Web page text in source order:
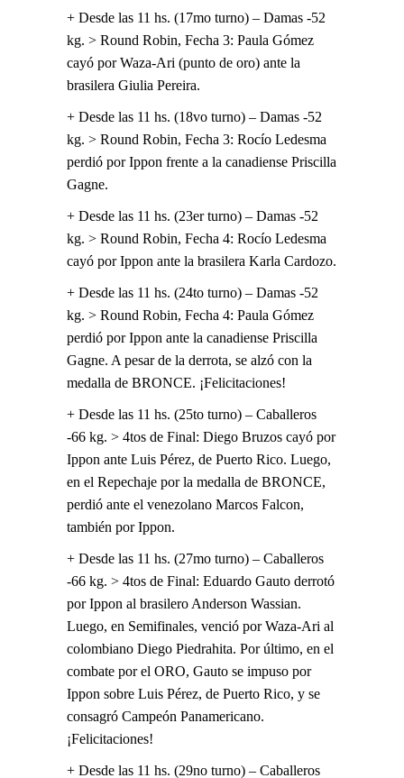
+ Desde las 11 hs. (17mo turno) – Damas -52
kg. > Round Robin, Fecha 3: Paula Gómez
cayó por Waza-Ari (punto de oro) ante la
brasilera Giulia Pereira.
+ Desde las 11 hs. (18vo turno) – Damas -52
kg. > Round Robin, Fecha 3: Rocío Ledesma
perdió por Ippon frente a la canadiense Priscilla
Gagne.
+ Desde las 11 hs. (23er turno) – Damas -52
kg. > Round Robin, Fecha 4: Rocío Ledesma
cayó por Ippon ante la brasilera Karla Cardozo.
+ Desde las 11 hs. (24to turno) – Damas -52
kg. > Round Robin, Fecha 4: Paula Gómez
perdió por Ippon ante la canadiense Priscilla
Gagne. A pesar de la derrota, se alzó con la
medalla de BRONCE. ¡Felicitaciones!
+ Desde las 11 hs. (25to turno) – Caballeros
-66 kg. > 4tos de Final: Diego Bruzos cayó por
Ippon ante Luis Pérez, de Puerto Rico. Luego,
en el Repechaje por la medalla de BRONCE,
perdió ante el venezolano Marcos Falcon,
también por Ippon.
+ Desde las 11 hs. (27mo turno) – Caballeros
-66 kg. > 4tos de Final: Eduardo Gauto derrotó
por Ippon al brasilero Anderson Wassian.
Luego, en Semifinales, venció por Waza-Ari al
colombiano Diego Piedrahita. Por último, en el
combate por el ORO, Gauto se impuso por
Ippon sobre Luis Pérez, de Puerto Rico, y se
consagró Campeón Panamericano.
¡Felicitaciones!
+ Desde las 11 hs. (29no turno) – Caballeros